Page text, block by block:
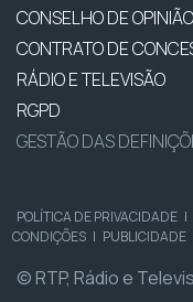
CONSELHO DE OPINIÃO
CONTRATO DE
RÁDIO E TELEVISÃO
RGPD
GESTÃO DAS
POLÍTICA DE PRIVACIDADE |
CONDIÇÕES | PUBLICIDADE
© RTP, Rádio e